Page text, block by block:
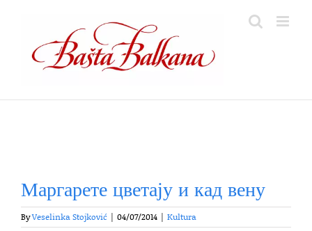
content
Маргарете цветају и кад вену
ByVeselinka Stojković 04/07/2014 Kultura